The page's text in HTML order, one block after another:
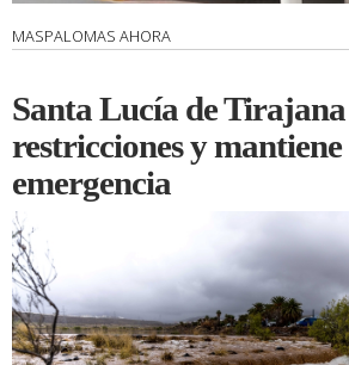
MASPALOMAS AHORA
Santa Lucía de
restricciones y
emergencia